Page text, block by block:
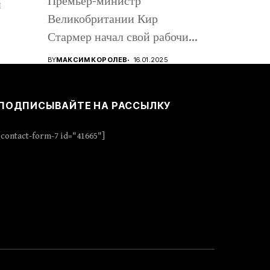
Великобритании Кир
Стармер начал свой рабочий
визит в Киев, вместе с...
BYМАКСИМ КОРОЛЕВ 16.01.2025
НА РАССЫЛКУ
[contact-form-7 id="41665"]